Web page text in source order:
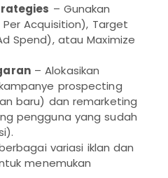
– Gunakan
Acquisition), Target
Spend), atau Maximize
– Alokasikan
prospecting
baru) dan remarketing
pengguna yang sudah
variasi iklan dan
menemukan